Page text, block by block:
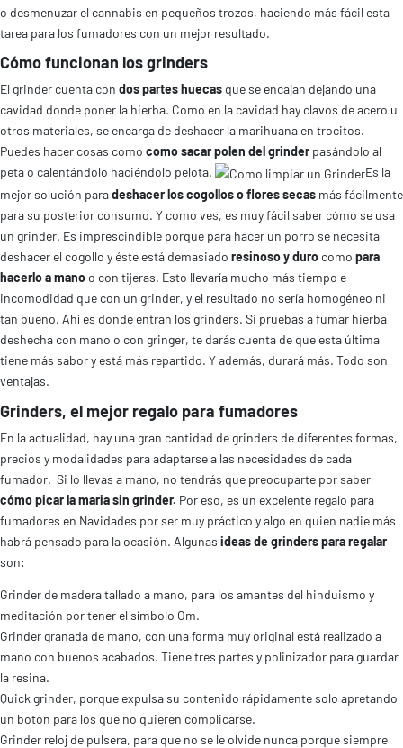
o desmenuzar el cannabis en pequeños trozos, haciendo más fácil esta
tarea para los fumadores con un mejor resultado.
Cómo funcionan los grinders
El grinder cuenta con dos partes huecas que se encajan dejando una
cavidad donde poner la hierba. Como en la cavidad hay clavos de acero u
otros materiales, se encarga de deshacer la marihuana en trocitos.
Puedes hacer cosas como como sacar polen del grinderpasándolo al
peta o calentándolo haciéndolo pelota.
Es la
mejor solución paradeshacer los cogollos o flores secas más fácilmente
para su posterior consumo. Y como ves, es muy fácil saber cómo se usa
un grinder. Es imprescindible porque para hacer un porro se necesita
deshacer el cogollo y éste está demasiado resinoso y duro como para
hacerlo a manoo con tijeras. Esto llevaría mucho más tiempo e
incomodidad que con un grinder, y el resultado no sería homogéneo ni
tan bueno. Ahí es donde entran los grinders. Si pruebas a fumar hierba
deshecha con mano o con gringer, te darás cuenta de que esta última
tiene más sabor y está más repartido. Y además, durará más. Todo son
ventajas.
Grinders, el mejor regalo para fumadores
En la actualidad, hay una gran cantidad de grinders de diferentes formas,
precios y modalidades para adaptarse a las necesidades de cada
fumador. Si lo llevas a mano, no tendrás que preocuparte por saber
cómo picar la maria sin grinder. Por eso, es un excelente regalo para
fumadores en Navidades por ser muy práctico y algo en quien nadie más
habrá pensado para la ocasión. Algunas ideas de grinders para regalar
son:
Grinder de madera tallado a mano, para los amantes del hinduismo y
meditación por tener el símbolo Om.
Grinder granada de mano, con una forma muy original está realizado a
mano con buenos acabados. Tiene tres partes y polinizador para guardar
la resina.
Quick grinder, porque expulsa su contenido rápidamente solo apretando
un botón para los que no quieren complicarse.
Grinder reloj de pulsera, para que no se le olvide nunca porque siempre